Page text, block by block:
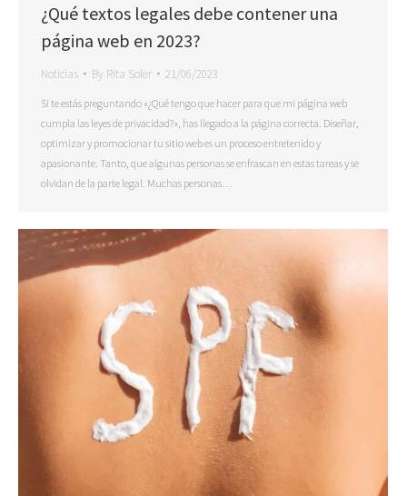
¿Qué textos legales debe contener una
página web en 2023?
Noticias By Rita Soler 21/06/2023
Si te estás preguntando «¿Qué tengo que hacer para que mi página web
cumpla las leyes de privacidad?», has llegado a la página correcta. Diseñar,
optimizar y promocionar tu sitio web es un proceso entretenido y
apasionante. Tanto, que algunas personas se enfrascan en estas tareas y se
olvidan de la parte legal. Muchas personas…